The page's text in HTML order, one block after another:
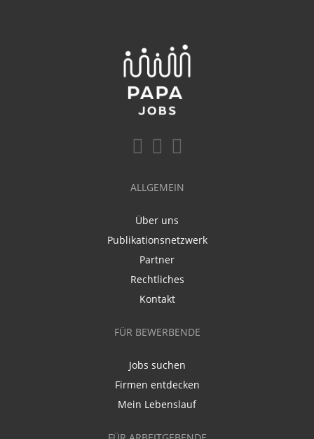
ALLGEMEIN
Über uns
Publikationsnetzwerk
Partner
Rechtliches
Kontakt
FÜR BEWERBENDE
Jobs suchen
Firmen entdecken
Mein Lebenslauf